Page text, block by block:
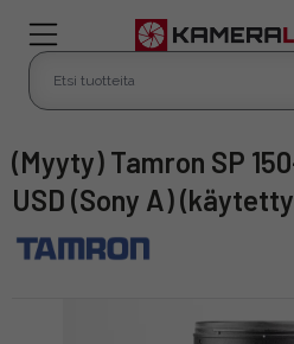
(Myyty) Tamron SP 150-600mm f/5-6.3 Di
USD (Sony A)